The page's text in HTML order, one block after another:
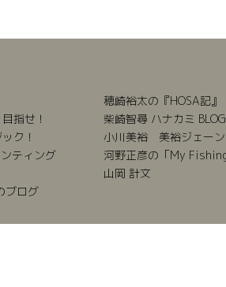
指せ！
ク！
ティング
ブログ
穂崎裕太の『HOSA記』
柴崎智尋 ハナカミ BLOG
小川美裕 美裕ジェーン
河野正彦の「My
山岡 計文